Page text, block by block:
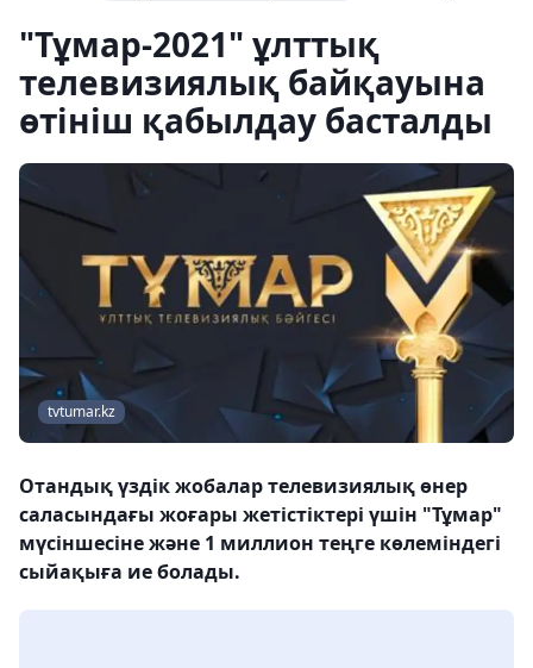
"Тұмар-2021" ұлттық
телевизиялық байқауына
өтініш қабылдау басталды
tvtumar.kz
Отандық үздік жобалар телевизиялық өнер
саласындағы жоғары жетістіктері үшін "Тұмар"
мүсіншесіне және 1 миллион теңге көлеміндегі
сыйақыға ие болады.